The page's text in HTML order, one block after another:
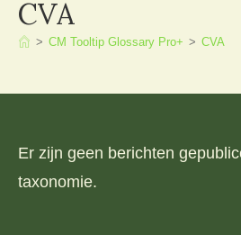
CVA
> CM Tooltip Glossary Pro+ > CVA
Er zijn geen berichten
taxonomie.